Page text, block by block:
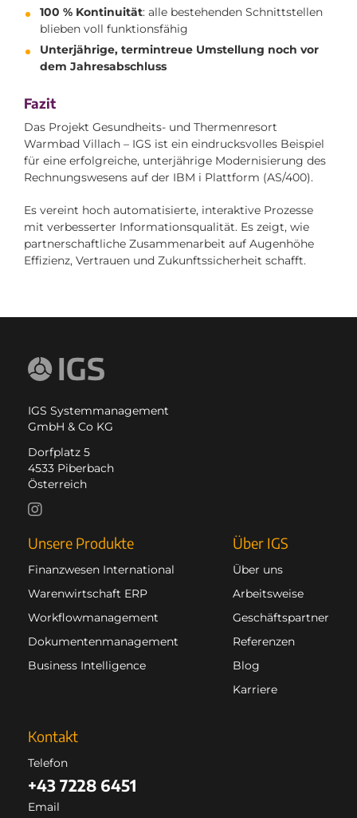
100 % Kontinuität: alle bestehenden Schnittstellen
blieben voll funktionsfähig
Unterjährige, termintreue Umstellung noch vor
dem Jahresabschluss
Fazit
Das Projekt Gesundheits- und Thermenresort
Warmbad Villach – IGS ist ein eindrucksvolles Beispiel
für eine erfolgreiche, unterjährige Modernisierung des
Rechnungswesens auf der IBM i Plattform (AS/400).
Es vereint hoch automatisierte, interaktive Prozesse
mit verbesserter Informationsqualität. Es zeigt, wie
partnerschaftliche Zusammenarbeit auf Augenhöhe
Effizienz, Vertrauen und Zukunftssicherheit schafft.
IGS Systemmanagement
GmbH & Co KG
Dorfplatz 5
4533 Piberbach
Österreich
Unsere Produkte
Finanzwesen International
Warenwirtschaft ERP
Workflowmanagement
Dokumentenmanagement
Business Intelligence
Über IGS
Über uns
Arbeitsweise
Geschäftspartner
Referenzen
Blog
Karriere
Kontakt
Telefon
+43 7228 6451
Email